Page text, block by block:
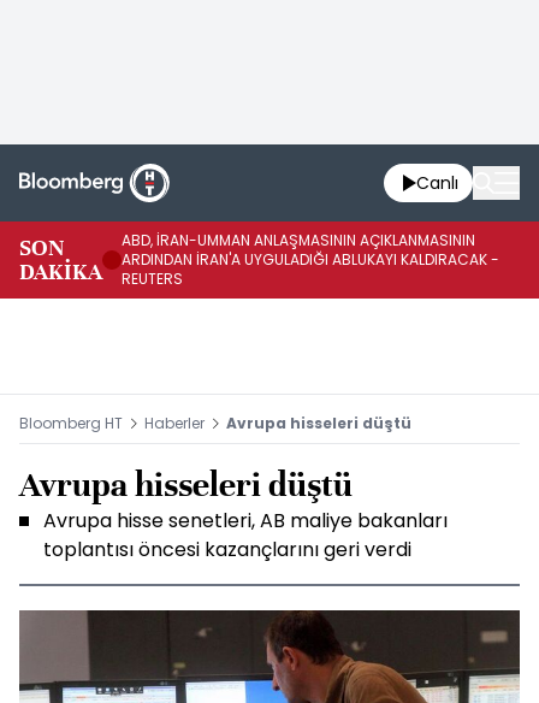
Canlı
SON
DAKİKA
ABD, İRAN-UMMAN ANLAŞMASININ AÇIKLANMASININ
ARDINDAN İRAN'A UYGULADIĞI ABLUKAYI KALDIRACAK -
REUTERS
Bloomberg HT Haberler Avrupa hisseleri düştü
Avrupa hisseleri düştü
Avrupa hisse senetleri, AB maliye bakanları
toplantısı öncesi kazançlarını geri verdi